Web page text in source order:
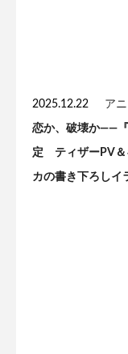
2025.12.22 アニ
恋か、破壊か——
定 ティザーPV＆
カの書き下ろしイ